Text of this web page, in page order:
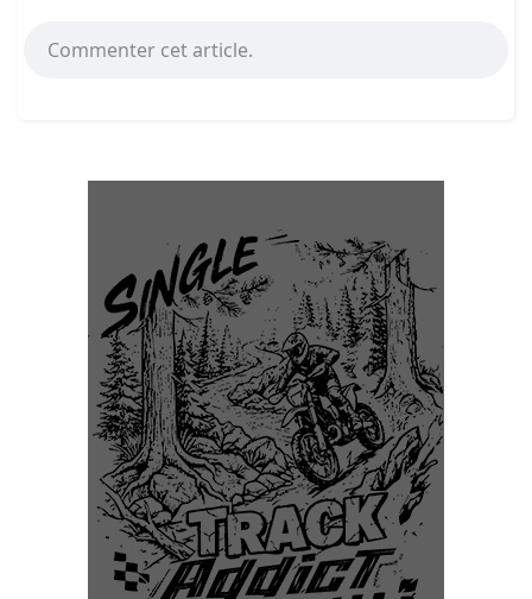
Commenter cet article.